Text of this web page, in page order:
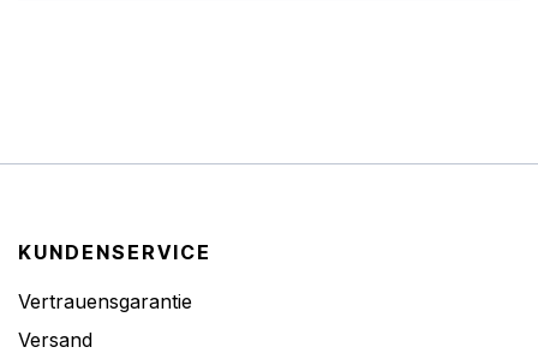
KUNDENSERVICE
Vertrauensgarantie
Versand